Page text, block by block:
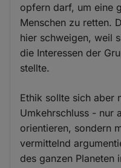
opfern darf, um eine
Menschen zu retten.
hier schweigen, weil
die Interessen der
stellte.
Ethik sollte sich aber
Umkehrschluss - nur
orientieren, sondern
vermittelnd
des ganzen Planeten